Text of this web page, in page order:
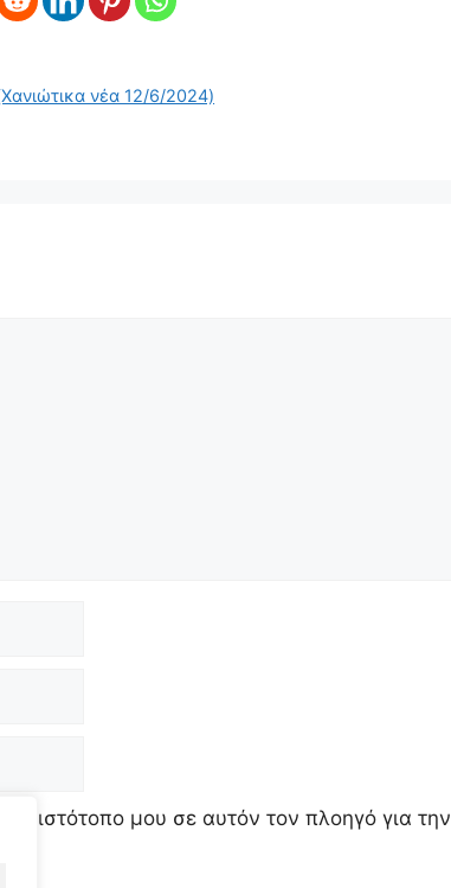
νέα 12/6/2024)
ιστότοπο μου σε αυτόν τον πλοηγό για την